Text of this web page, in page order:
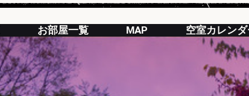
お部屋一覧 MAP 空室カレン